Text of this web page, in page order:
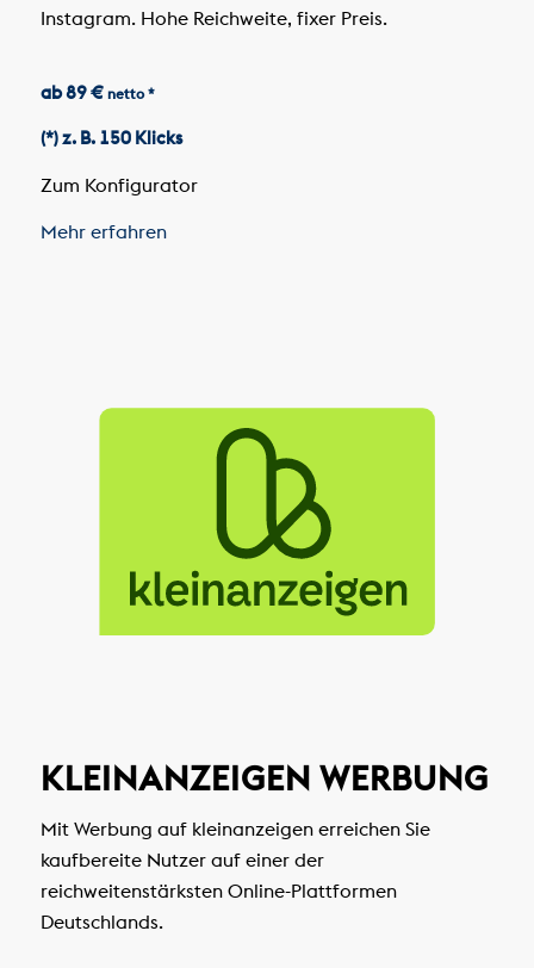
Instagram. Hohe Reichweite, fixer Preis.
ab 89 € netto *
(*) z. B. 150 Klicks
Zum Konfigurator
Mehr erfahren
KLEINANZEIGEN WERBUNG
Mit Werbung auf kleinanzeigen erreichen Sie
kaufbereite Nutzer auf einer der
reichweitenstärksten Online-Plattformen
Deutschlands.